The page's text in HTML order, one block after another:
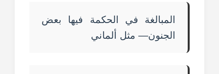
المبالغة في الحكمة فيها بعض
الجنون— مثل ألماني